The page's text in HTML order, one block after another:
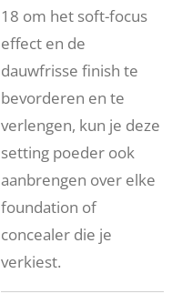
18 om het soft-focus
effect en de
dauwfrisse finish te
bevorderen en te
verlengen, kun je deze
setting poeder ook
aanbrengen over elke
foundation of
concealer die je
verkiest.